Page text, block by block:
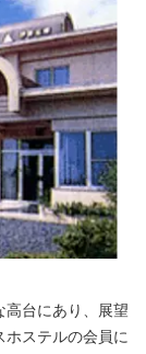
台にあり、展望
ステルの会員に